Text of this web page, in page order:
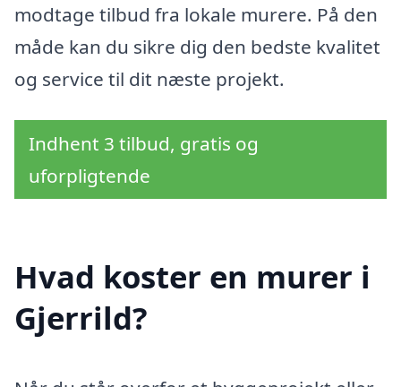
modtage tilbud fra lokale murere. På den
måde kan du sikre dig den bedste kvalitet
og service til dit næste projekt.
Indhent 3 tilbud, gratis og
uforpligtende
Hvad koster en murer i
Gjerrild?